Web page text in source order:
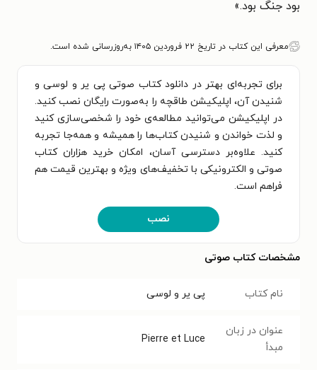
بود جنگ بود.»
معرفی این کتاب در تاریخ ۲۲ فروردین ۱۴۰۵ به‌روزرسانی شده است.
برای تجربه‌ای بهتر در دانلود کتاب صوتی پی‌ یر و لوسی و
شنیدن آن، اپلیکیشن طاقچه را به‌صورت رایگان نصب کنید.
در اپلیکیشن می‌توانید مطالعه‌ی خود را شخصی‌سازی کنید
و لذت خواندن و شنیدن کتاب‌ها را همیشه و همه‌جا تجربه
کنید. علاوه‌بر دسترسی آسان، امکان خرید هزاران کتاب
صوتی و الکترونیکی با تخفیف‌های ویژه و بهترین قیمت هم
فراهم است.
نصب
مشخصات کتاب صوتی
نام کتاب پی‌ یر و لوسی
عنوان در زبان
مبدأ
Pierre et Luce